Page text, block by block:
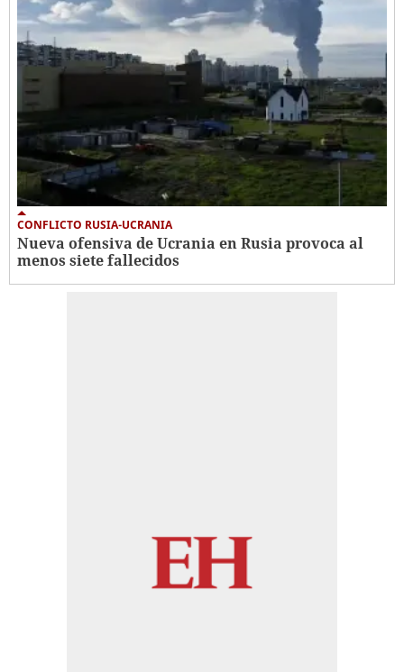
CONFLICTO RUSIA-UCRANIA
Nueva ofensiva de Ucrania en Rusia provoca al
menos siete fallecidos